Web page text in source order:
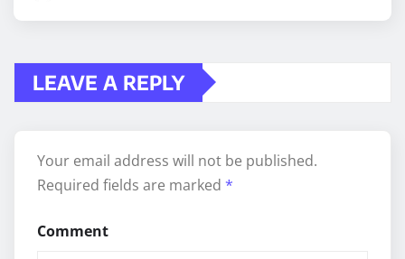
LEAVE A REPLY
Your email address will not be published.
Required fields are marked *
Comment